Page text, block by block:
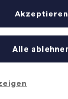
by
by Accor
Werbeleistung und der
sowie Entwicklung und
(Lieferanten)
Alle
Akzeptieren